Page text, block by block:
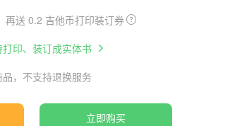
再送 0.2 吉他币打印装订券
印、装订成实体书
，不支持退换服务
立即购买